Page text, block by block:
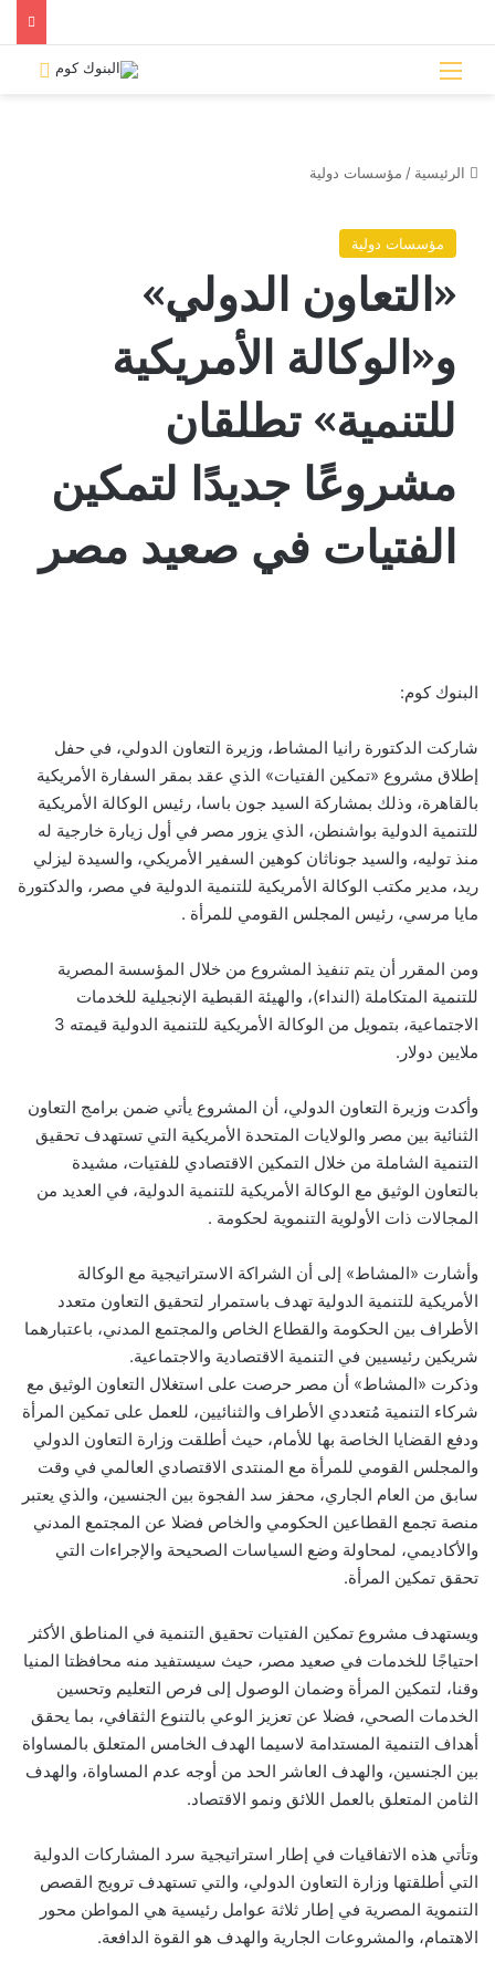
القائمة
الرئيسية / مؤسسات دولية
مؤسسات دولية
«التعاون الدولي»
و«الوكالة الأمريكية
للتنمية» تطلقان
مشروعًا جديدًا لتمكين
الفتيات في صعيد مصر
البنوك كوم:
شاركت الدكتورة رانيا المشاط، وزيرة التعاون الدولي، في حفل
إطلاق مشروع «تمكين الفتيات» الذي عقد بمقر السفارة الأمريكية
بالقاهرة، وذلك بمشاركة السيد جون باسا، رئيس الوكالة الأمريكية
للتنمية الدولية بواشنطن، الذي يزور مصر في أول زيارة خارجية له
منذ توليه، والسيد جوناثان كوهين السفير الأمريكي، والسيدة ليزلي
ريد، مدير مكتب الوكالة الأمريكية للتنمية الدولية في مصر، والدكتورة
مايا مرسي، رئيس المجلس القومي للمرأة .
ومن المقرر أن يتم تنفيذ المشروع من خلال المؤسسة المصرية
للتنمية المتكاملة (النداء)، والهيئة القبطية الإنجيلية للخدمات
الاجتماعية، بتمويل من الوكالة الأمريكية للتنمية الدولية قيمته 3
ملايين دولار.
وأكدت وزيرة التعاون الدولي، أن المشروع يأتي ضمن برامج التعاون
الثنائية بين مصر والولايات المتحدة الأمريكية التي تستهدف تحقيق
التنمية الشاملة من خلال التمكين الاقتصادي للفتيات، مشيدة
بالتعاون الوثيق مع الوكالة الأمريكية للتنمية الدولية، في العديد من
المجالات ذات الأولوية التنموية لحكومة .
وأشارت «المشاط» إلى أن الشراكة الاستراتيجية مع الوكالة
الأمريكية للتنمية الدولية تهدف باستمرار لتحقيق التعاون متعدد
الأطراف بين الحكومة والقطاع الخاص والمجتمع المدني، باعتبارهما
شريكين رئيسيين في التنمية الاقتصادية والاجتماعية.
وذكرت «المشاط» أن مصر حرصت على استغلال التعاون الوثيق مع
شركاء التنمية مُتعددي الأطراف والثنائيين، للعمل على تمكين المرأة
ودفع القضايا الخاصة بها للأمام، حيث أطلقت وزارة التعاون الدولي
والمجلس القومي للمرأة مع المنتدى الاقتصادي العالمي في وقت
سابق من العام الجاري، محفز سد الفجوة بين الجنسين، والذي يعتبر
منصة تجمع القطاعين الحكومي والخاص فضلا عن المجتمع المدني
والأكاديمي، لمحاولة وضع السياسات الصحيحة والإجراءات التي
تحقق تمكين المرأة.
ويستهدف مشروع تمكين الفتيات تحقيق التنمية في المناطق الأكثر
احتياجًا للخدمات في صعيد مصر، حيث سيستفيد منه محافظتا المنيا
وقنا، لتمكين المرأة وضمان الوصول إلى فرص التعليم وتحسين
الخدمات الصحي، فضلا عن تعزيز الوعي بالتنوع الثقافي، بما يحقق
أهداف التنمية المستدامة لاسيما الهدف الخامس المتعلق بالمساواة
بين الجنسين، والهدف العاشر الحد من أوجه عدم المساواة، والهدف
الثامن المتعلق بالعمل اللائق ونمو الاقتصاد.
وتأتي هذه الاتفاقيات في إطار استراتيجية سرد المشاركات الدولية
التي أطلقتها وزارة التعاون الدولي، والتي تستهدف ترويج القصص
التنموية المصرية في إطار ثلاثة عوامل رئيسية هي المواطن محور
الاهتمام، والمشروعات الجارية والهدف هو القوة الدافعة.